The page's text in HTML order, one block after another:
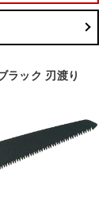
ラック 刃渡り